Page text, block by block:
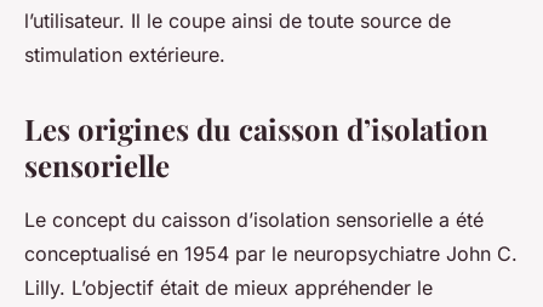
l’utilisateur. Il le coupe ainsi de toute source de
stimulation extérieure.
Les origines du caisson d’isolation
sensorielle
Le concept du caisson d’isolation sensorielle a été
conceptualisé en 1954 par le neuropsychiatre John C.
Lilly. L’objectif était de mieux appréhender le